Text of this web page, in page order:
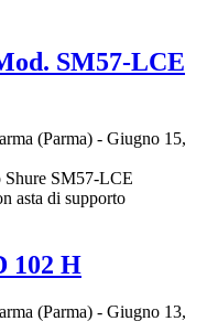
SM57-LCE
(Parma) - Giugno 15,
Shure SM57-LCE
asta di supporto
102 H
(Parma) - Giugno 13,